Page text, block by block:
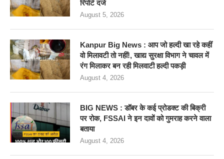
रिपोर्ट दर्ज
August 5, 2026
Kanpur Big News : आप जो हल्दी खा रहे कहीं
वो मिलावटी तो नहीं!, खाद्य सुरक्षा विभाग ने चावल में
रंग मिलाकर बन रही मिलवाटी हल्दी पकड़ी
August 4, 2026
BIG NEWS : डॉबर के कई प्रोडक्ट की बिक्री
पर रोक, FSSAI ने इन दावों को गुमराह करने वाला
बताया
August 4, 2026